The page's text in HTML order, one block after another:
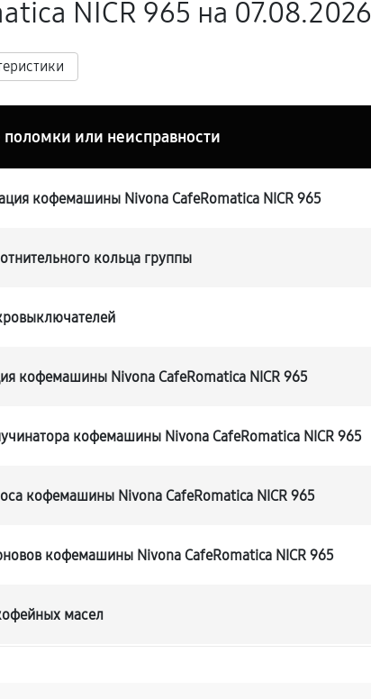
NICR 965 на 07.08.2026
или неисправности
кофемашины Nivona CafeRomatica NICR 965
кольца группы
кофемашины Nivona CafeRomatica NICR 965
кофемашины Nivona CafeRomatica NICR 965
кофемашины Nivona CafeRomatica NICR 965
кофемашины Nivona CafeRomatica NICR 965
масел